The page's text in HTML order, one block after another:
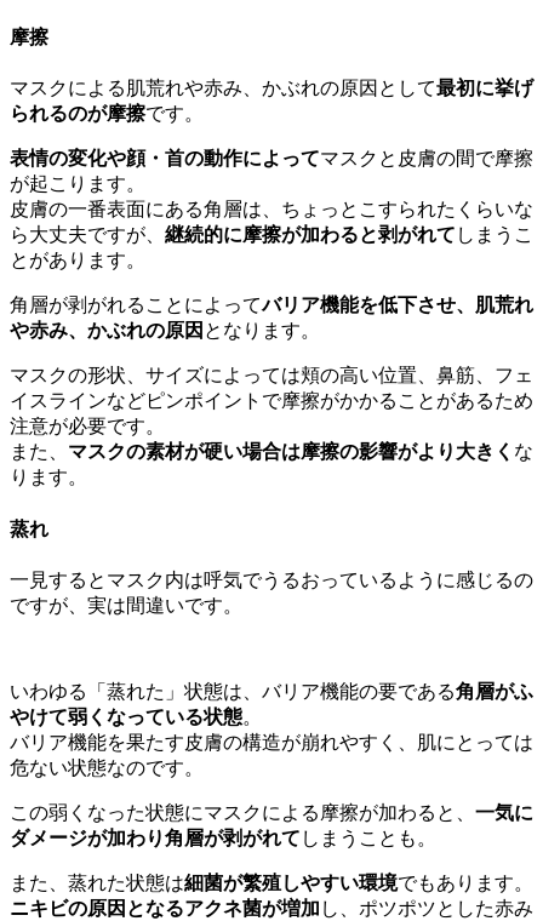
摩擦
マスクによる肌荒れや赤み、かぶれの原因として最初に挙げ
られるのが摩擦です。
表情の変化や顔・首の動作によってマスクと皮膚の間で摩擦
が起こります。
皮膚の一番表面にある角層は、ちょっとこすられたくらいな
ら大丈夫ですが、 継続的に摩擦が加わると剥がれて しまうこ
とがあります。
角層が剥がれることによってバリア機能を低下させ、肌荒れ
や赤み、かぶれの原因 となります。
マスクの形状、サイズによっては頬の高い位置、鼻筋、フェ
イスラインなどピンポイントで摩擦がかかることがあるため
注意が必要です。
また、 マスクの素材が硬い場合は摩擦の影響がより大きく な
ります。
蒸れ
一見するとマスク内は呼気でうるおっているように感じるの
ですが、実は間違いです。
いわゆる「蒸れた」状態は、バリア機能の要である角層がふ
やけて弱くなっている状態。
バリア機能を果たす皮膚の構造が崩れやすく、肌にとっては
危ない状態なのです。
この弱くなった状態にマスクによる摩擦が加わると、 一気に
ダメージが加わり角層が剥がれて しまうことも。
また、蒸れた状態は細菌が繁殖しやすい環境でもあります。
ニキビの原因となるアクネ菌が増加 し、ポツポツとした赤み